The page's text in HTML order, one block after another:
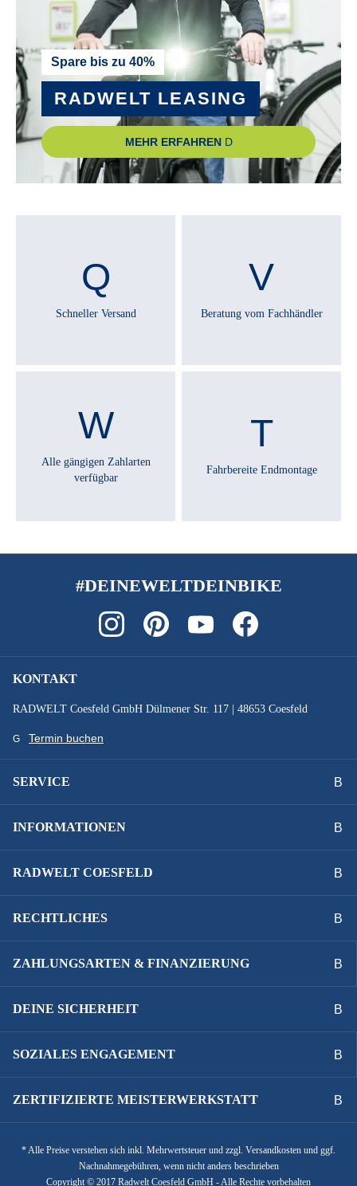
Spare bis zu 40%
RADWELT LEASING
MEHR ERFAHREN
Schneller Versand Beratung vom Fachhändler
Alle gängigen Zahlarten
verfügbar
Fahrbereite Endmontage
#DEINEWELTDEINBIKE
KONTAKT
RADWELT Coesfeld GmbH Dülmener Str. 117 | 48653 Coesfeld
Termin buchen
SERVICE
INFORMATIONEN
RADWELT COESFELD
RECHTLICHES
ZAHLUNGSARTEN & FINANZIERUNG
DEINE SICHERHEIT
SOZIALES ENGAGEMENT
ZERTIFIZIERTE MEISTERWERKSTATT
* Alle Preise verstehen sich inkl. Mehrwertsteuer und zzgl. Versandkosten und ggf.
Nachnahmegebühren, wenn nicht anders beschrieben
Copyright © 2017 Radwelt Coesfeld GmbH - Alle Rechte vorbehalten